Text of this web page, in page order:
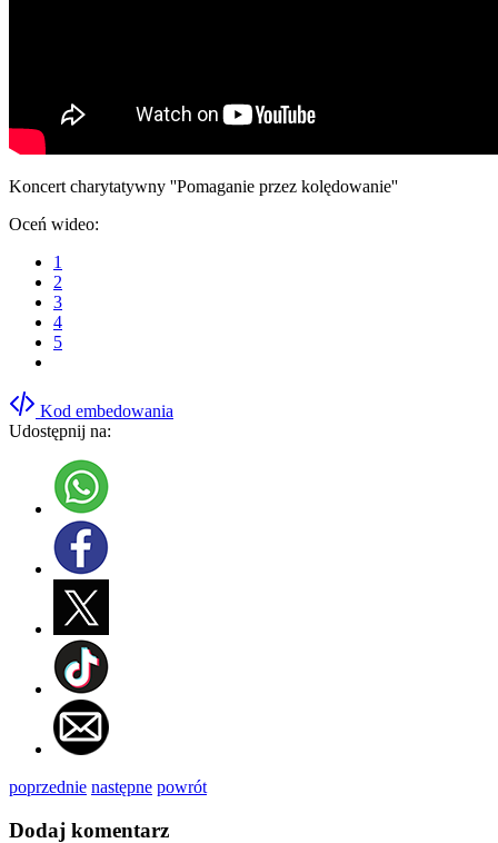
Koncert charytatywny ''Pomaganie przez kolędowanie''
Oceń wideo:
1
2
3
4
5
Kod embedowania
Udostępnij na:
poprzednie następne powrót
Dodaj komentarz